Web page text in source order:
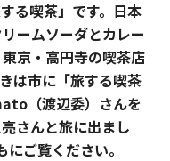
る喫茶」です。日本
ームソーダとカレー
京・高円寺の喫茶店
は市に「旅する喫茶
（渡辺委）さんを
さんと旅に出まし
ご覧ください。